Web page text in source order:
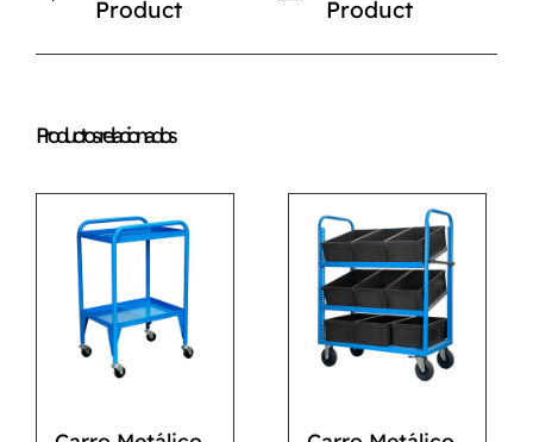
Product
Product
Productos relacionados